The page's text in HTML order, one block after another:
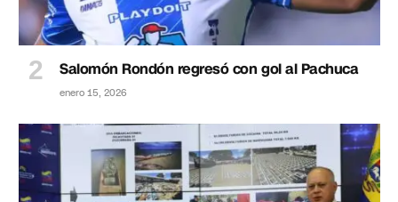
Salomón Rondón regresó con gol al Pachuca
enero 15, 2026